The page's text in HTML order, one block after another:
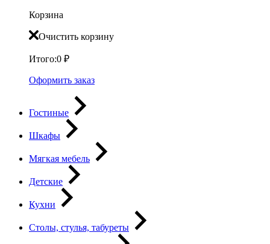
Корзина
Очистить корзину
Итого:0 ₽
Оформить заказ
Гостиные
Шкафы
Мягкая мебель
Детские
Кухни
Столы, стулья, табуреты